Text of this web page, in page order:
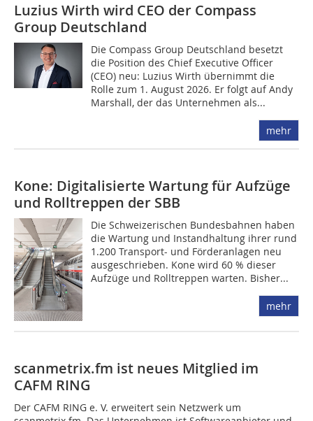
Luzius Wirth wird CEO der Compass
Group Deutschland
Die Compass Group Deutschland besetzt
die Position des Chief Executive Officer
(CEO) neu: Luzius Wirth übernimmt die
Rolle zum 1. August 2026. Er folgt auf Andy
Marshall, der das Unternehmen als...
mehr
Kone: Digitalisierte Wartung für Aufzüge
und Rolltreppen der SBB
Die Schweizerischen Bundesbahnen haben
die Wartung und Instandhaltung ihrer rund
1.200 Transport- und Förderanlagen neu
ausgeschrieben. Kone wird 60 % dieser
Aufzüge und Rolltreppen warten. Bisher...
mehr
scanmetrix.fm ist neues Mitglied im
CAFM RING
Der CAFM RING e. V. erweitert sein Netzwerk um